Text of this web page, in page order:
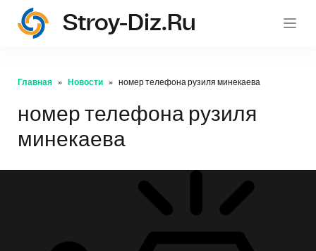
Stroy-Diz.ru
Главная Новости номер телефона рузиля минекаева
номер телефона рузиля
минекаева